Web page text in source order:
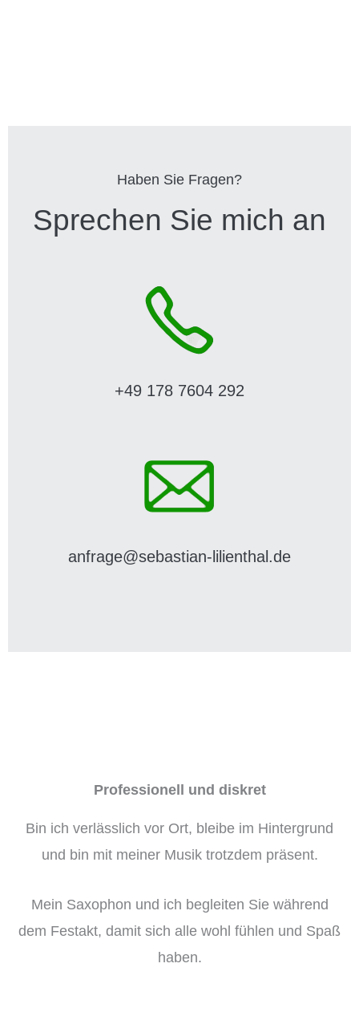
Haben Sie Fragen?
Sprechen Sie mich an
+49 178 7604 292
anfrage@sebastian-lilienthal.de
Professionell und diskret
Bin ich verlässlich vor Ort, bleibe im Hintergrund
und bin mit meiner Musik trotzdem präsent.
Mein Saxophon und ich begleiten Sie während
dem Festakt, damit sich alle wohl fühlen und Spaß
haben.